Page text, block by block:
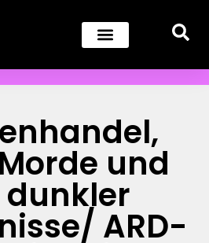
und
dunkler
ARD-